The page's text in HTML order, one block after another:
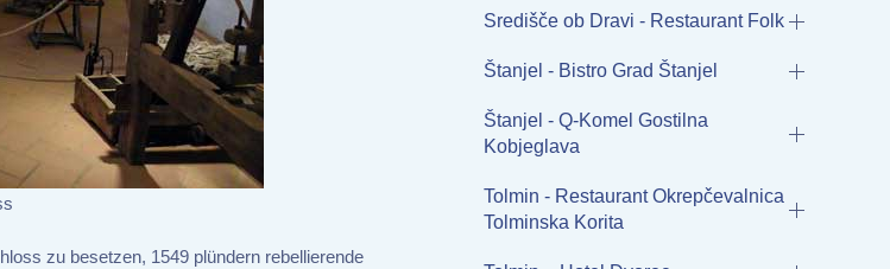
zu besetzen, 1549 plündern rebellierende
Središče ob Dravi - Restaurant Folk
Štanjel - Bistro Grad Štanjel
Štanjel - Q-Komel Gostilna
Kobjeglava
Tolmin - Restaurant Okrepčevalnica
Tolminska Korita